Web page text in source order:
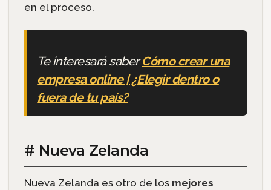
en el proceso.
Te interesará saberCómo crear una
empresa online | ¿Elegir dentro o
fuera de tu país?
# Nueva Zelanda
Nueva Zelanda es otro de los mejores